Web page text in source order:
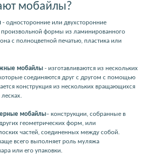
мобайлы?
- односторонние или двухсторонние
формы из ламинированного
с полноцветной печатью, пластика или
мобайлы - изготавливаются из нескольких
соединяются друг с другом с помощью
конструкция из нескольких вращающихся
мобайлы– конструкции, собранные в
геометрических форм, или
частей, соединенных между собой.
всего выполняет роль муляжа
или его упаковки.